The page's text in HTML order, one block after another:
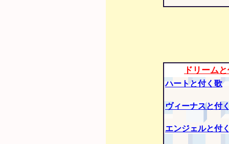
ドリーム
ハートと付く歌
ヴィーナスと付
エンジェルと付